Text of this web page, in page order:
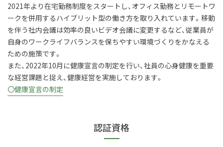
2021年より在宅勤務制度をスタートし、オフィス勤務とリモートワ
ークを併用するハイブリット型の働き方を取り入れています。移動
を伴う社内会議は効率の良いビデオ会議に変更するなど、従業員が
自身のワークライフバランスを保ちやすい環境づくりをかなえる
ための施策です。
また、2022年10月に健康宣言の制定を行い、社員の心身健康を重要
な経営課題と捉え、健康経営を実施しております。
〇健康宣言の制定
認証資格